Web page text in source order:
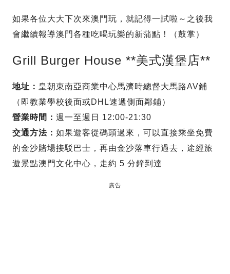
如果各位大大下次來澳門玩，就記得一試啦～之後我
會繼續報導澳門各種吃喝玩樂的新蒲點！（鼓掌）
Grill Burger House **美式漢堡店**
地址： 皇朝東南亞商業中心馬濟時總督大馬路AV鋪
（即教業學校後面或DHL速遞側面鄰鋪）
營業時間： 週一至週日 12:00-21:30
交通方法： 如果遊客從碼頭過來，可以直接乘坐免費
的金沙賭場接駁巴士，再由金沙落車行過去，途經旅
遊景點澳門文化中心，走約 5 分鐘到達
廣告